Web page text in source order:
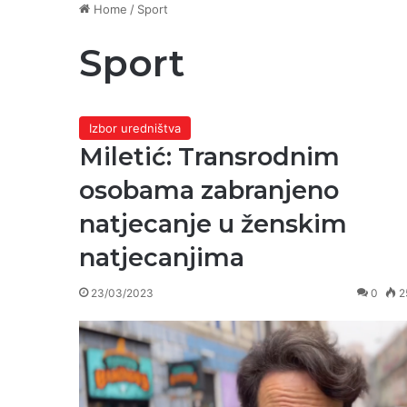
Home / Sport
Sport
Izbor uredništva
Miletić: Transrodnim
osobama zabranjeno
natjecanje u ženskim
natjecanjima
23/03/2023 0